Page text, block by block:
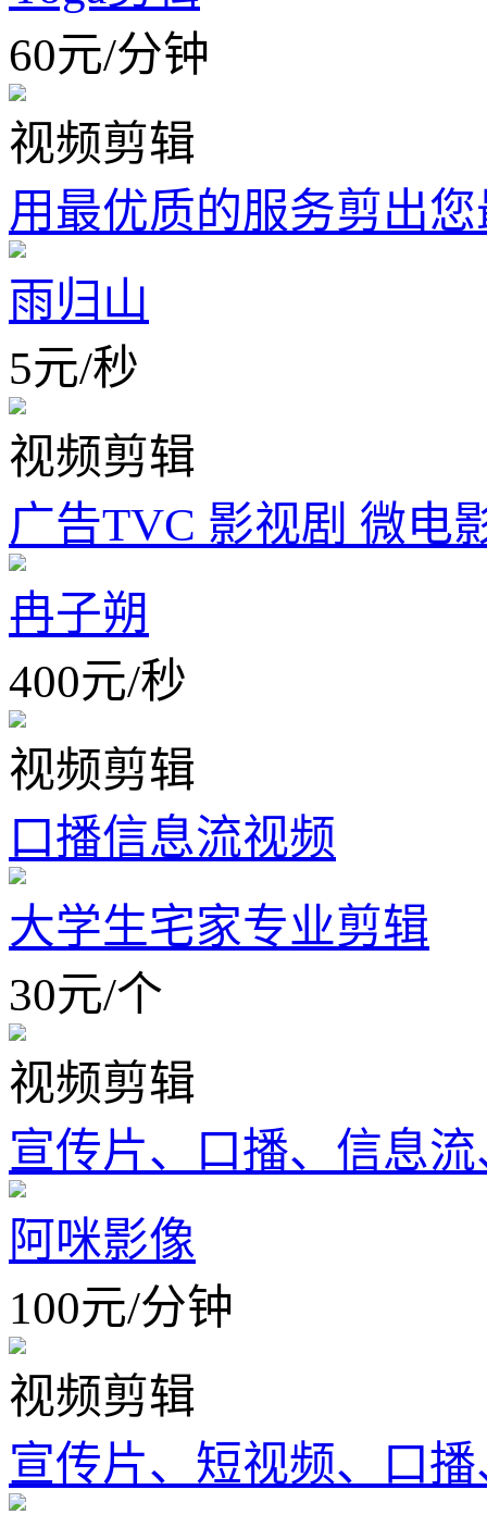
60元/分钟
视频剪辑
用最优质的服务剪出
雨归山
5元/秒
视频剪辑
广告TVC 影视剧 微电
冉子朔
400元/秒
视频剪辑
口播信息流视频
大学生宅家专业剪辑
30元/个
视频剪辑
宣传片、口播、信息
阿咪影像
100元/分钟
视频剪辑
宣传片、短视频、口